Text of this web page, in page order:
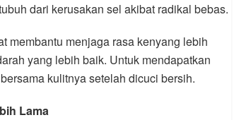
dari kerusakan sel akibat radikal bebas.
membantu menjaga rasa kenyang lebih
yang lebih baik. Untuk mendapatkan
kulitnya setelah dicuci bersih.
Lama